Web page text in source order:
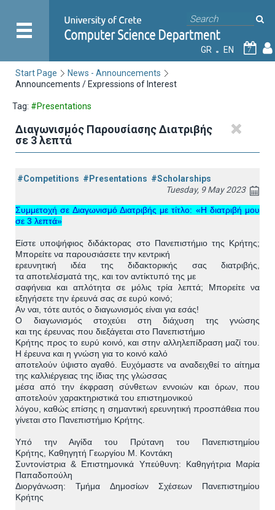
GR EN 7
Start Page
News - Announcements
Announcements / Expressions of Interest
Tag: #Presentations
Διαγωνισμός Παρουσίασης Διατριβής
σε 3 λεπτά
#Competitions #Presentations #Scholarships
Tuesday, 9 May 2023
Συμμετοχή σε Διαγωνισμό Διατριβής με τίτλο: «Η διατριβή μου
σε 3 λεπτά»
Είστε υποψήφιος διδάκτορας στο Πανεπιστήμιο της Κρήτης;
Μπορείτε να παρουσιάσετε την κεντρική
ερευνητική ιδέα της διδακτορικής σας διατριβής,
τα αποτελέσματά της, και τον αντίκτυπό της με
σαφήνεια και απλότητα σε μόλις τρία λεπτά; Μπορείτε να
εξηγήσετε την έρευνά σας σε ευρύ κοινό;
Αν ναι, τότε αυτός ο διαγωνισμός είναι για εσάς!
Ο διαγωνισμός στοχεύει στη διάχυση της γνώσης
και της έρευνας που διεξάγεται στο Πανεπιστήμιο
Κρήτης προς το ευρύ κοινό, και στην αλληλεπίδραση μαζί του.
Η έρευνα και η γνώση για το κοινό καλό
αποτελούν ύψιστο αγαθό. Ευχόμαστε να αναδειχθεί το αίτημα
της καλλιέργειας της ίδιας της γλώσσας
μέσα από την έκφραση σύνθετων εννοιών και όρων, που
αποτελούν χαρακτηριστικά του επιστημονικού
λόγου, καθώς επίσης η σημαντική ερευνητική προσπάθεια που
γίνεται στο Πανεπιστήμιο Κρήτης
Υπό την Αιγίδα του Πρύτανη του Πανεπιστημίου
Κρήτης
Καθηγητή Γεωργίου Μ. Κοντάκη
Συντονίστρια & Επιστημονικά Υπεύθυνη:
Καθηγήτρια Μαρία
Παπαδοπούλη
Διοργάνωση:
Τμήμα Δημοσίων Σχέσεων Πανεπιστημίου
Κρήτης